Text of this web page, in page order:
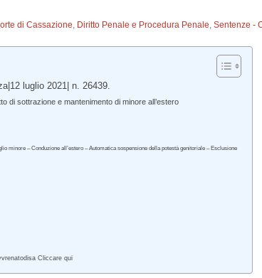
di Cassazione, Diritto Penale e Procedura Penale,Sentenze -
luglio 2021| n. 26439.
di sottrazione e mantenimento di minore all’estero
minore – Conduzione all’estero – Automatica sospensione della potestà genitoriale – Esclusione
Cliccare qui